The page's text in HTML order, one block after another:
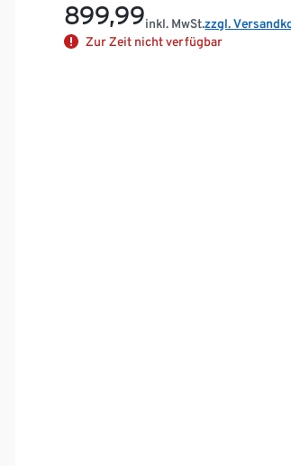
899,99inkl. MwSt.zzgl.
Zur Zeit nicht verfügbar